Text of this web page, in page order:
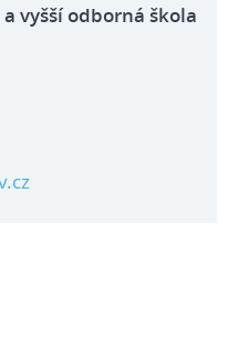
vyšší odborná škola